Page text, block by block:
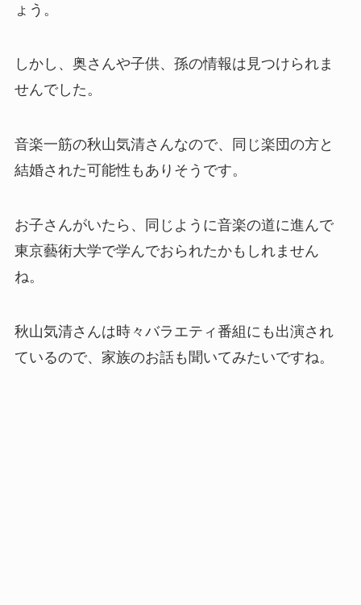
ょう。
しかし、奥さんや子供、孫の情報は見つけられま
せんでした。
音楽一筋の秋山気清さんなので、同じ楽団の方と
結婚された可能性もありそうです。
お子さんがいたら、同じように音楽の道に進んで
東京藝術大学で学んでおられたかもしれません
ね。
秋山気清さんは時々バラエティ番組にも出演され
ているので、家族のお話も聞いてみたいですね。